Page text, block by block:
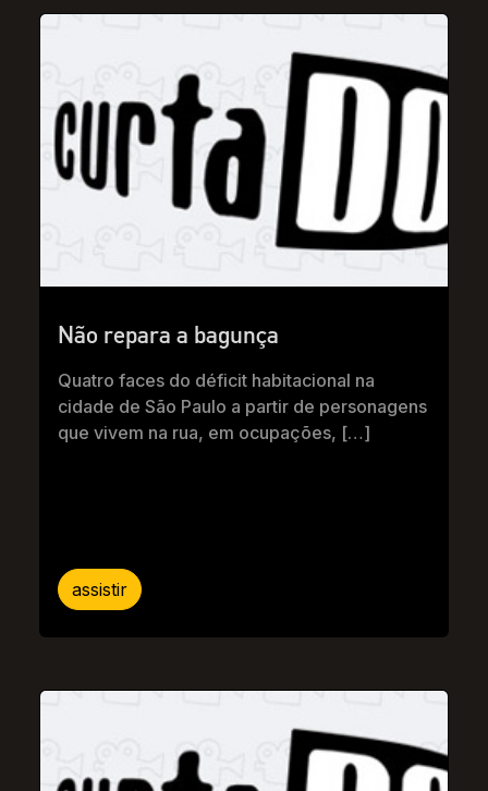
Não repara a bagunça
Quatro faces do déficit habitacional na
cidade de São Paulo a partir de personagens
que vivem na rua, em ocupações, […]
assistir